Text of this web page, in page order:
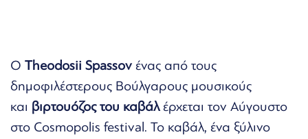
Ο Theodosii Spassov ένας από τους
δημοφιλέστερους Βούλγαρους μουσικούς
και βιρτουόζος του καβάλέρχεται τον Αύγουστο
στο Cosmopolis festival. Το καβάλ, ένα ξύλινο